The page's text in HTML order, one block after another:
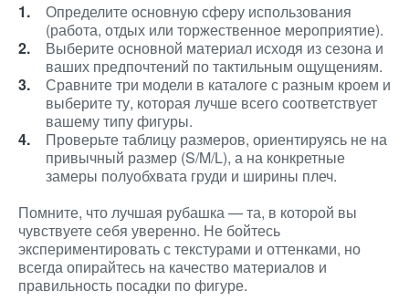
Определите основную сферу использования
(работа, отдых или торжественное мероприятие).
Выберите основной материал исходя из сезона и
ваших предпочтений по тактильным ощущениям.
Сравните три модели в каталоге с разным кроем и
выберите ту, которая лучше всего соответствует
вашему типу фигуры.
Проверьте таблицу размеров, ориентируясь не на
привычный размер (S/M/L), а на конкретные
замеры полуобхвата груди и ширины плеч.
Помните, что лучшая рубашка — та, в которой вы
чувствуете себя уверенно. Не бойтесь
экспериментировать с текстурами и оттенками, но
всегда опирайтесь на качество материалов и
правильность посадки по фигуре.